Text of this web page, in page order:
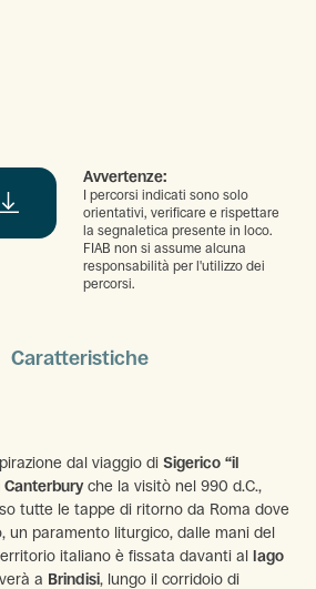
Caratteristiche
dal viaggio di Sigerico “il
Canterburyche la visitò nel 990 d.C.,
tutte le tappe di ritorno da Roma dove
un paramento liturgico, dalle mani del
italiano è fissata davanti al lago
a Brindisi, lungo il corridoio di
Avvertenze:
I percorsi indicati sono solo
orientativi, verificare e rispettare
la segnaletica presente in loco.
FIAB non si assume alcuna
responsabilità per l'utilizzo dei
percorsi.